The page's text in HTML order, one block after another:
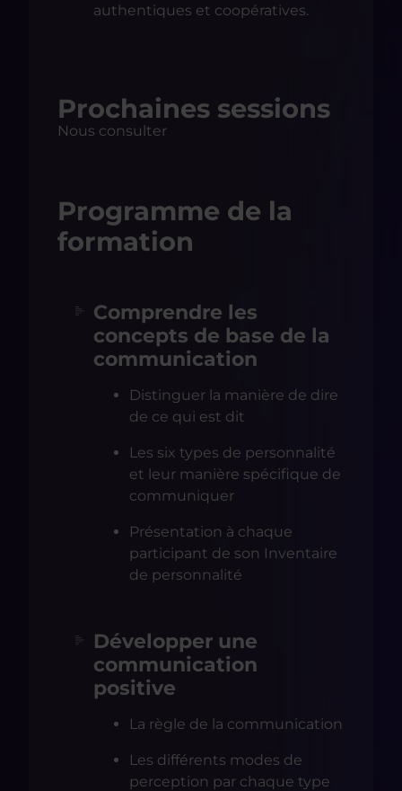
authentiques et coopératives.
Prochaines sessions
Nous consulter
Programme de la
formation
Comprendre les
concepts de base de la
communication
Distinguer la manière de dire
de ce qui est dit
Les six types de personnalité
et leur manière spécifique de
communiquer
Présentation à chaque
participant de son Inventaire
de personnalité
Développer une
communication
positive
La règle de la communication
Les différents modes de
perception par chaque type